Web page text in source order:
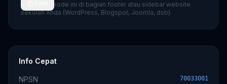
💡 Tempel kode ini di bagian footer atau sidebar website
sekolah Anda (WordPress, Blogspot, Joomla, dsb).
Info Cepat
NPSN 70033001